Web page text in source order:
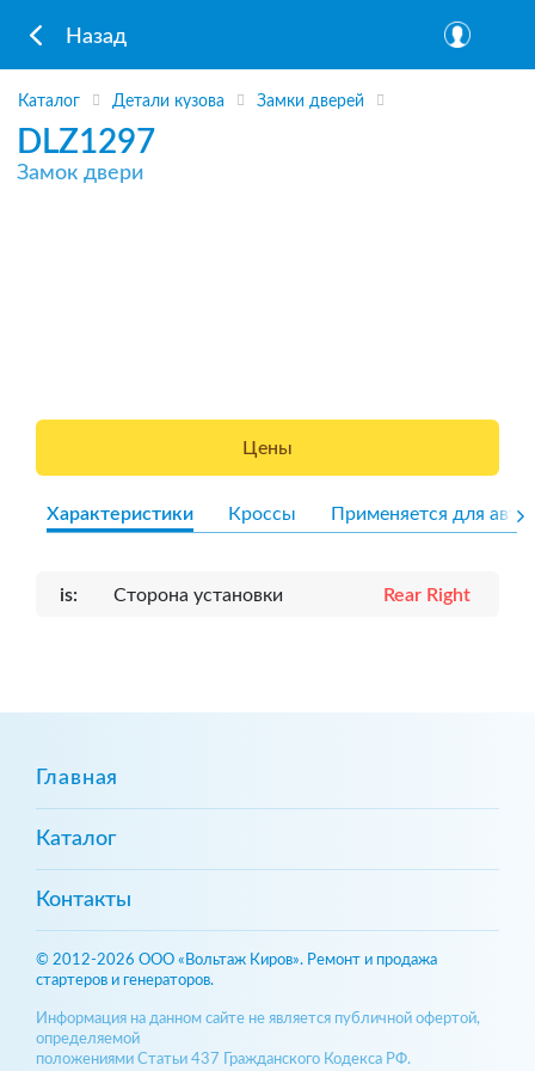
Назад
Каталог Детали кузова Замки дверей
DLZ1297
Замок двери
Цены
Характеристики Кроссы Применяется для авто
is: Сторона установки Rear Right
Главная
Каталог
Контакты
© 2012-2026 ООО «Вольтаж Киров». Ремонт и продажа
стартеров и генераторов.
Информация на данном сайте не является публичной офертой,
определяемой
положениями Статьи 437 Гражданского Кодекса РФ.